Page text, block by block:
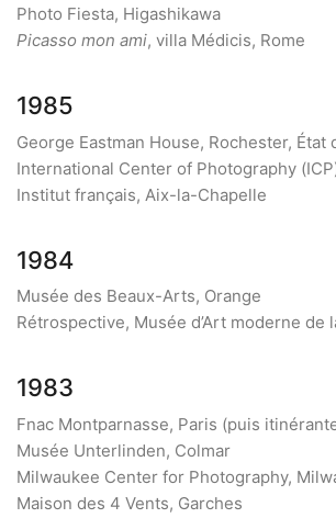
Photo Fiesta, Higashikawa
Picasso mon ami, villa Médicis, Rome
1985
George Eastman House, Rochester, État
International Center of Photography
Institut français, Aix-la-Chapelle
1984
Musée des Beaux-Arts, Orange
Rétrospective, Musée d’Art moderne de
1983
Fnac Montparnasse, Paris (puis
Musée Unterlinden, Colmar
Milwaukee Center for Photography,
Maison des 4 Vents, Garches